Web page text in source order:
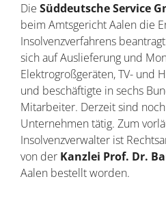
Die Süddeutsche Service
beim Amtsgericht Aalen die
Insolvenzverfahrens
sich auf Auslieferung und
Elektrogroßgeräten, TV- und
und beschäftigte in sechs
Mitarbeiter. Derzeit sind
Unternehmen tätig. Zum
Insolvenzverwalter ist
von der Kanzlei Prof. Dr.
Aalen bestellt worden.